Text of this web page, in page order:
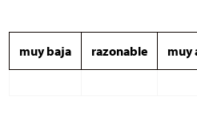
muy baja razonable muy